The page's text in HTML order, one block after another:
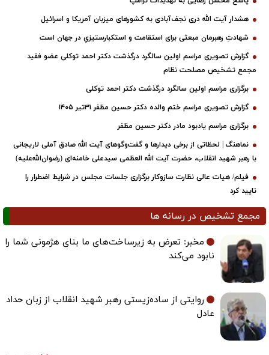
هشدار آیت الله دری نجف‌آبادی به کشورهای میزبان آمریکا و اسرائیل
شهادتِ رهبرمان مبعثی برای استقامت و استکبارستیزیِ در جهان است
گزارش تصویری مراسم اولین سالگرد درگذشت دکتر احمد توکلی عضو فقید
مجمع تشخیص مصلحت نظام
برگزاری مراسم اولین سالگرد درگذشت دکتر احمد توکلی
گزارش تصویری مراسم ختم والده دکتر حسین مظفر ۳۱تیر ۱۴۰۵
برگزاری مراسم یادبود مادر دکتر حسین مظفر
نماهنگ | لحظاتی از برخی دیدارها و گفت‌وگوهای آیت ‌الله صادق آملی لاریجانی
با رهبر شهید انقلاب، حضرت آیت‌ الله العظمی سیدعلی خامنه‌ای (رضوان‌الله‌علیه)
فیلم/ هیات عالی نظارت سازوکار برگزاری جلسات مجلس در شرایط اضطرار را
تایید کرد
مجمع تشخیص در رسانه ها
مخبر: تعرض به زیرساخت‌های ما بنای هژمونی شما را
نابود می‌کند
روایتی از ساده‌زیستی رهبر شهید انقلاب از زبان حداد
عادل